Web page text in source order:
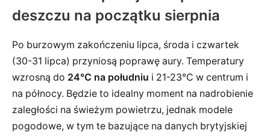
deszczu na początku sierpnia
Po burzowym zakończeniu lipca, środa i czwartek
(30-31 lipca) przyniosą poprawę aury. Temperatury
wzrosną do 24°C na południu i 21-23°C w centrum i
na północy. Będzie to idealny moment na nadrobienie
zaległości na świeżym powietrzu, jednak modele
pogodowe, w tym te bazujące na danych brytyjskiej